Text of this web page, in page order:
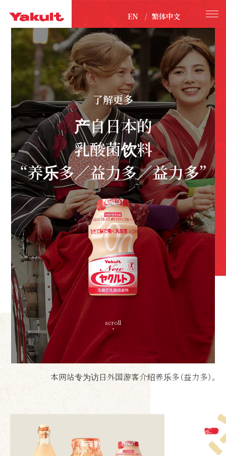
EN 繁体中文
了解更多
产自日本的
乳酸菌饮料
“养乐多／益力多／益力多”
scroll
本网站专为访日外国游客介绍养乐多（益力多）。